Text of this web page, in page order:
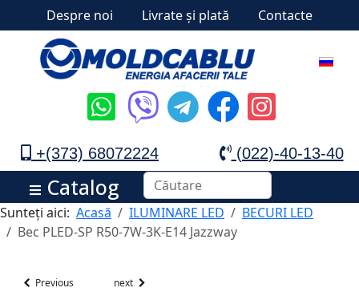
Despre noi Livrate și plată Contacte
+(373) 68072224 (022)-40-13-40
Catalog
Sunteți aici: Acasă ILUMINARE LED
BECURI LED
Bec PLED-SP R50-7W-3K-E14 Jazzway
Previous next